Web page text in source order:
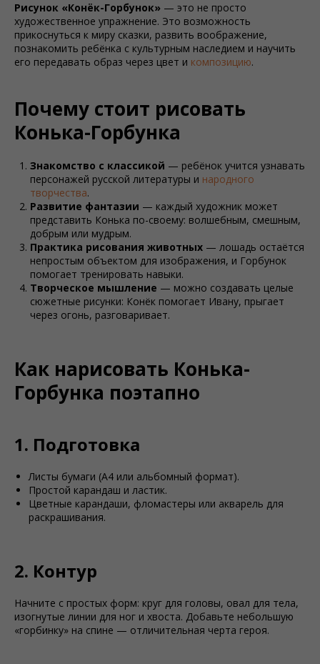
Рисунок «Конёк-Горбунок» — это не просто
художественное упражнение. Это возможность
прикоснуться к миру сказки, развить воображение,
познакомить ребёнка с культурным наследием и научить
его передавать образ через цвет и композицию.
Почему стоит рисовать
Конька-Горбунка
Знакомство с классикой — ребёнок учится узнавать
персонажей русской литературы и народного
творчества.
Развитие фантазии — каждый художник может
представить Конька по-своему: волшебным, смешным,
добрым или мудрым.
Практика рисования животных — лошадь остаётся
непростым объектом для изображения, и Горбунок
помогает тренировать навыки.
Творческое мышление — можно создавать целые
сюжетные рисунки: Конёк помогает Ивану, прыгает
через огонь, разговаривает.
Как нарисовать Конька-
Горбунка поэтапно
1. Подготовка
Листы бумаги (А4 или альбомный формат).
Простой карандаш и ластик.
Цветные карандаши, фломастеры или акварель для
раскрашивания.
2. Контур
Начните с простых форм: круг для головы, овал для тела,
изогнутые линии для ног и хвоста. Добавьте небольшую
«горбинку» на спине — отличительная черта героя.